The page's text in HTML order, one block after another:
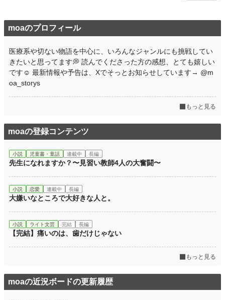
moaのプロフィール
医療系や切ない物語を中心に、いろんなジャンルにも挑戦してい
きたいと思ってます💭 読んでくださった方の感想、とても嬉しい
です☺ 最新情報や予告は、Xでそっとお知らせしています→ @m
oa_storys
もっと見る
moaの登録コンテンツ
小説 児童書・童話 連載中 長編
先生になれますか？〜見習い教師4人の大奮闘〜
小説 恋愛 連載中 長編
大嫌いなところで大好きな人と。
小説 ライト文芸 完結 長編
【完結】痛いのは、歯だけじゃない
もっと見る
moaの近況ボードの更新履歴